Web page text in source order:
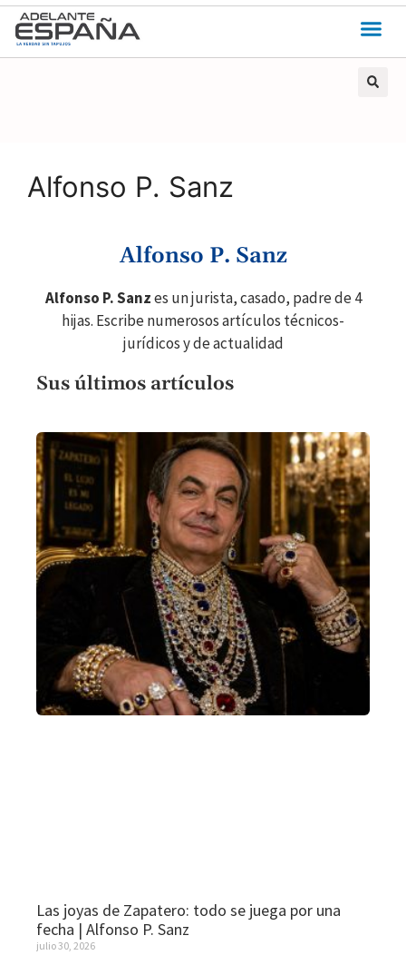
Alfonso P. Sanz
Alfonso P. Sanz
Alfonso P. Sanzes un jurista, casado, padre de 4
hijas. Escribe numerosos artículos técnicos-
jurídicos y de actualidad
Sus últimos artículos
Las joyas de Zapatero: todo se juega por una
fecha | Alfonso P. Sanz
julio 30, 2026